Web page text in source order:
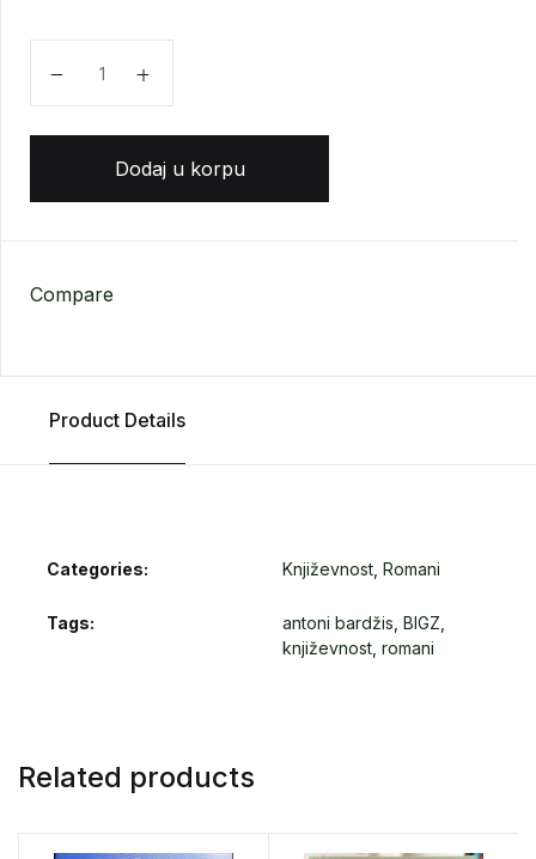
Dodaj u korpu
Compare
Product Details
Categories: Književnost Romani
Tags: antoni bardžis BIGZ
književnost romani
Related products